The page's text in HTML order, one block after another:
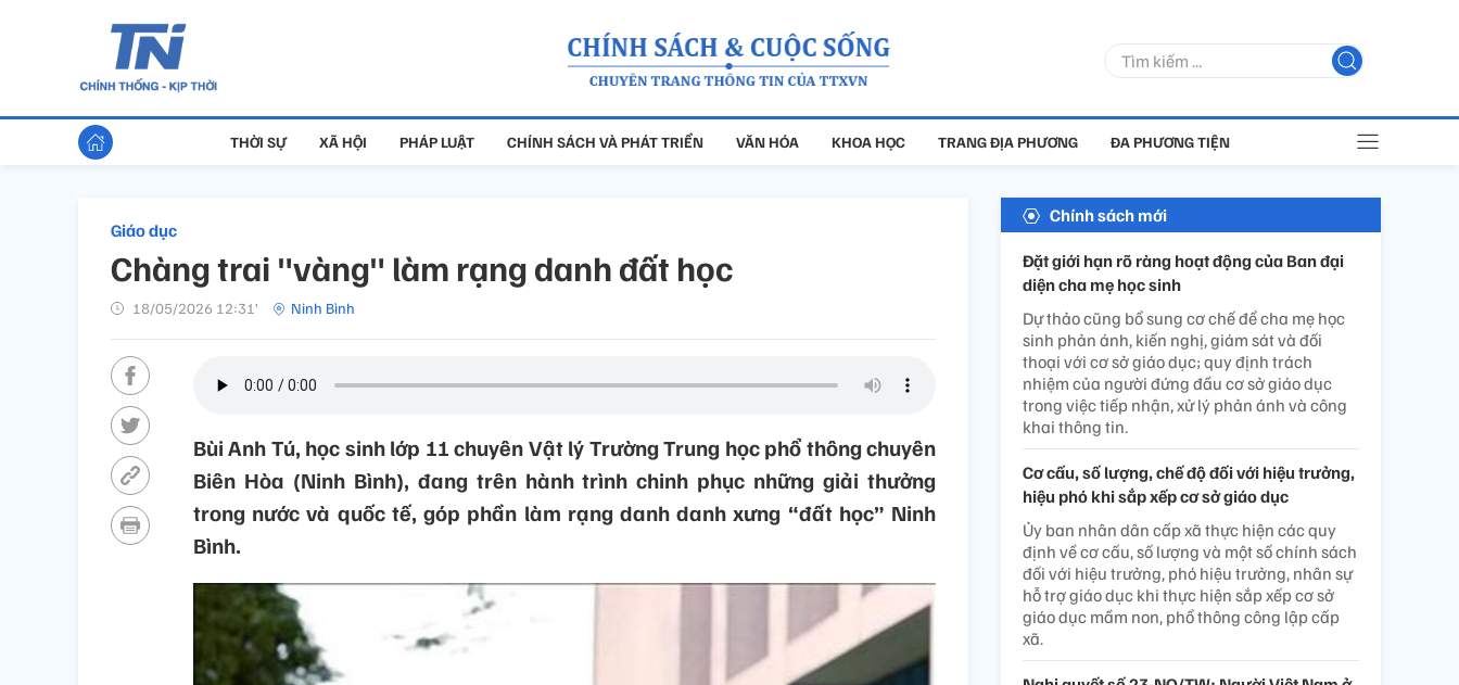
THỜI SỰ XÃ HỘI PHÁP LUẬT CHÍNH SÁCH VÀ PHÁT TRIỂN VĂN HÓA KHOA HỌC TRANG ĐỊA PHƯƠNG ĐA PHƯƠNG TIỆN
Giáo dục
Chàng trai "vàng" làm rạng danh đất học
18/05/2026 12:31’ Ninh Bình
Bùi Anh Tú, học sinh lớp 11 chuyên Vật lý Trường Trung học phổ thông chuyên
Biên Hòa (Ninh Bình), đang trên hành trình chinh phục những giải thưởng
trong nước và quốc tế, góp phần làm rạng danh danh xưng “đất học” Ninh
Bình.
Chính sách mới
Đặt giới hạn rõ ràng hoạt động của Ban đại
diện cha mẹ học sinh
Dự thảo cũng bổ sung cơ chế để cha mẹ học
sinh phản ánh, kiến nghị, giám sát và đối
thoại với cơ sở giáo dục; quy định trách
nhiệm của người đứng đầu cơ sở giáo dục
trong việc tiếp nhận, xử lý phản ánh và công
khai thông tin.
Cơ cấu, số lượng, chế độ đối với hiệu trưởng,
hiệu phó khi sắp xếp cơ sở giáo dục
Ủy ban nhân dân cấp xã thực hiện các quy
định về cơ cấu, số lượng và một số chính sách
đối với hiệu trưởng, phó hiệu trưởng, nhân sự
hỗ trợ giáo dục khi thực hiện sắp xếp cơ sở
giáo dục mầm non, phổ thông công lập cấp
xã.